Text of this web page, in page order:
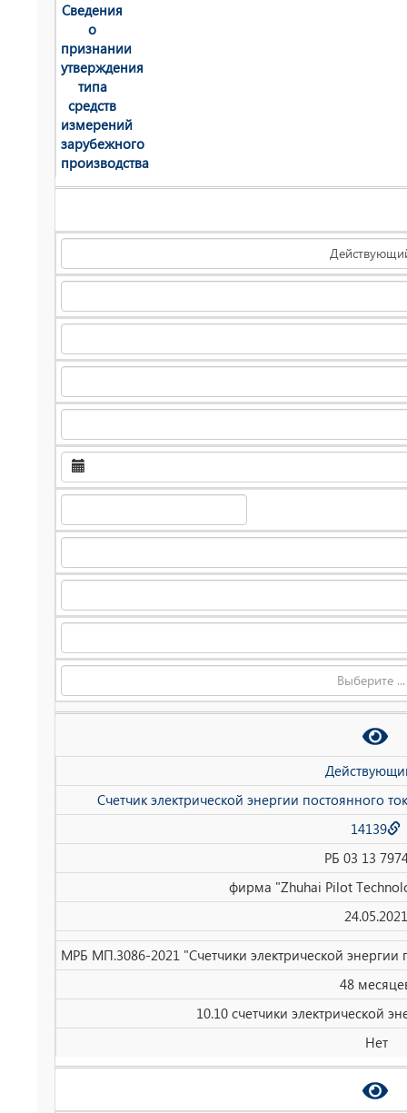
Сведения
о
признании
утверждения
типа
средств
измерений
зарубежного
производства
Выберите ...
Счетчик электрической энергии постоянного
14139
РБ 03 13
фирма "Zhuhai Pilot
24.05.2021
МРБ МП.3086-2021 "Счетчики электрической энергии
48
10.10 счетчики электрической
Нет